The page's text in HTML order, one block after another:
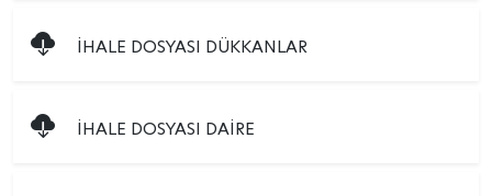
İHALE DOSYASI DÜKKANLAR
İHALE DOSYASI DAİRE